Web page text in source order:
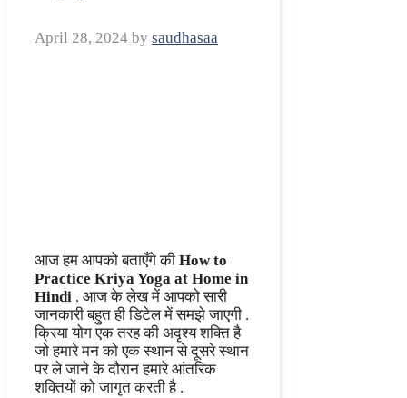
April 28, 2024 by saudhasaa
आज हम आपको बताएँगे की How to
Practice Kriya Yoga at Home in
Hindi . आज के लेख में आपको सारी
जानकारी बहुत ही डिटेल में समझे जाएगी .
क्रिया योग एक तरह की अदृश्य शक्ति है
जो हमारे मन को एक स्थान से दूसरे स्थान
पर ले जाने के दौरान हमारे आंतरिक
शक्तियों को जागृत करती है .